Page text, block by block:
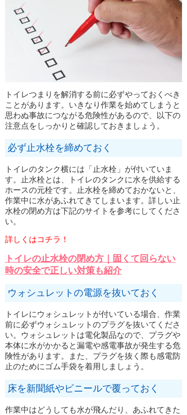
トイレつまりを解消する前に必ずやっておくべき
ことがあります。いきなり作業を始めてしまうと
思わぬ事故につながる危険性があるので、以下の
注意点をしっかりと確認しておきましょう。
必ず止水栓を締めておく
トイレのタンク横には「止水栓」が付いていま
す。止水栓とは、トイレのタンクに水を供給する
ホースの元栓です。止水栓を締めておかないと、
作業中に水があふれてきてしまいます。詳しい止
水栓の閉め方は下記のサイトを参考にしてくださ
い。
詳しくはコチラ！
トイレの止水栓の閉め方｜固くて回らない
時の安全で正しい対策も紹介
ウォシュレットの電源を抜いておく
トイレにウォシュレットが付いている場合、作業
前に必ずウォシュレットのプラグを抜いてくださ
い。ウォシュレットは電化製品なので、プラグや
本体に水がかかると漏電や感電事故が発生する危
険性があります。また、プラグを抜く際も感電防
止のためにゴム手袋を着用しましょう。
床を新聞紙やビニールで覆っておく
作業中はどうしても水が飛んだり、あふれてきた